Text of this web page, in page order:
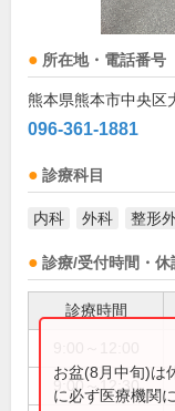
所在地・電話番号
熊本県熊本市中央区
096-361-1881
診療科目
内科 外科 整形
診療/受付時間・休
診療時間
9:00～12:30
お盆(8月中旬)は
に必ず医療機関